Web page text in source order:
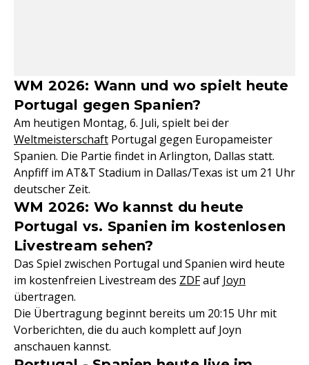
WM 2026: Wann und wo spielt heute
Portugal gegen Spanien?
Am heutigen Montag, 6. Juli, spielt bei der
Weltmeisterschaft Portugal gegen Europameister
Spanien. Die Partie findet in Arlington, Dallas statt.
Anpfiff im AT&T Stadium in Dallas/Texas ist um 21 Uhr
deutscher Zeit.
WM 2026: Wo kannst du heute
Portugal vs. Spanien im kostenlosen
Livestream sehen?
Das Spiel zwischen Portugal und Spanien wird heute
im kostenfreien Livestream des ZDFauf Joyn
übertragen.
Die Übertragung beginnt bereits um 20:15 Uhr mit
Vorberichten, die du auch komplett auf Joyn
anschauen kannst.